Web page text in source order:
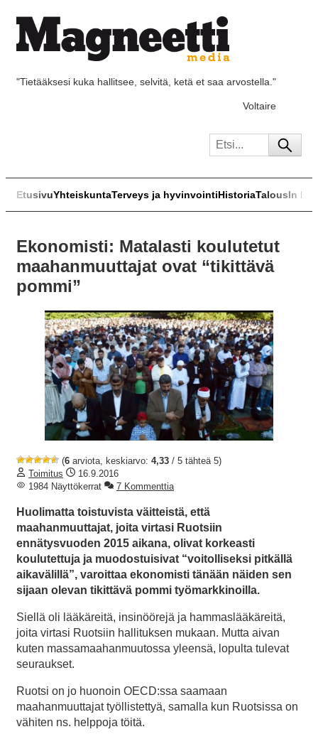
"Tietääksesi kuka hallitsee, selvitä, ketä et saa arvostella."
Voltaire
EtusivuYhteiskuntaTerveys ja hyvinvointiHistoriaTalousIn
Ekonomisti: Matalasti koulutetut
maahanmuuttajat ovat “tikittävä
pommi”
(6 arviota, keskiarvo: 4,33 / 5 tähteä 5)
Toimitus
16.9.2016
1984 Näyttökerrat
7 Kommenttia
Huolimatta toistuvista väitteistä, että
maahanmuuttajat, joita virtasi Ruotsiin
ennätysvuoden 2015 aikana, olivat korkeasti
koulutettuja ja muodostuisivat “voitolliseksi pitkällä
aikavälillä”, varoittaa ekonomisti tänään näiden sen
sijaan olevan tikittävä pommi työmarkkinoilla.
Siellä oli lääkäreitä, insinöörejä ja hammaslääkäreitä,
joita virtasi Ruotsiin hallituksen mukaan. Mutta aivan
kuten massamaahanmuutossa yleensä, lopulta tulevat
seuraukset.
Ruotsi on jo huonoin OECD:ssa saamaan
maahanmuuttajat työllistettyä, samalla kun Ruotsissa on
vähiten ns. helppoja töitä.